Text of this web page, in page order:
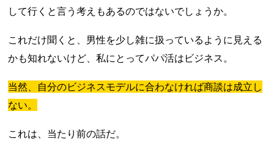
して行くと言う考えもあるのではないでしょうか。
これだけ聞くと、男性を少し雑に扱っているように見える
かも知れないけど、私にとってパパ活はビジネス。
当然、自分のビジネスモデルに合わなければ商談は成立し
ない。
これは、当たり前の話だ。